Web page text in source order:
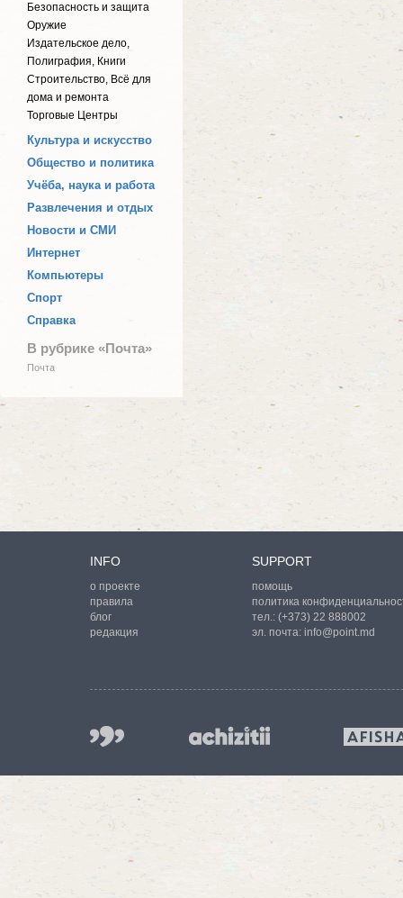
Безопасность и защита
Оружие
Издательское дело,
Полиграфия, Книги
Строительство, Всё для
дома и ремонта
Торговые Центры
Культура и искусство
Общество и политика
Учёба, наука и работа
Развлечения и отдых
Новости и СМИ
Интернет
Компьютеры
Спорт
Справка
В рубрике «Почта»
Почта
INFO
о проекте
правила
блог
редакция
SUPPORT
помощь
политика
тел.: (+373) 22 888002
эл. почта: info@point.md